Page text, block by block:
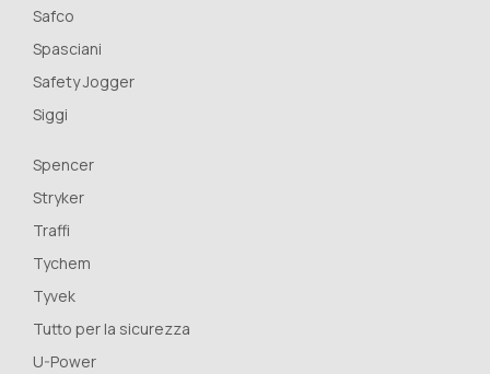
Safco
Spasciani
Safety Jogger
Siggi
Spencer
Stryker
Traffi
Tychem
Tyvek
Tutto per la sicurezza
U-Power